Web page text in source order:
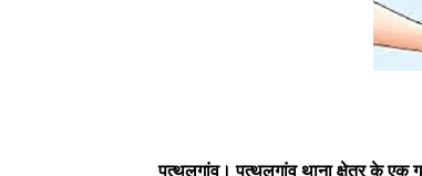
पत्थलगांव। पत्थलगांव थाना क्षेत्र के